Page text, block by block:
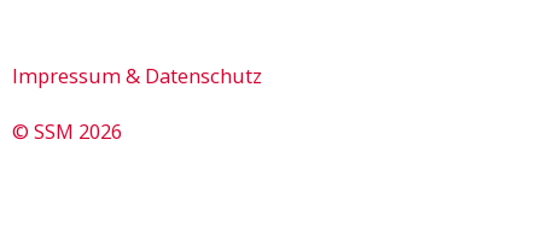
Impressum & Datenschutz
© SSM 2026